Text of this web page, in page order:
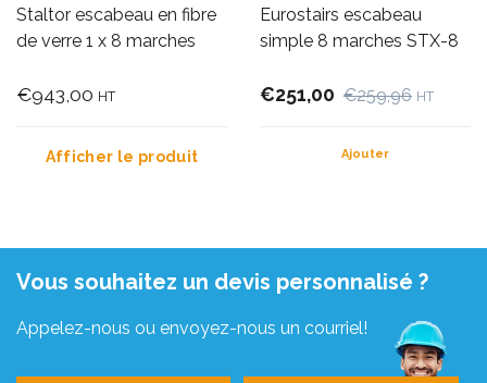
Staltor escabeau en fibre
de verre 1 x 8 marches
€943,00 HT
Afficher le produit
Eurostairs escabeau
simple 8 marches STX-8
€251,00 €259,96 HT
Ajouter
Vous souhaitez un devis personnalisé ?
Appelez-nous ou envoyez-nous un courriel!